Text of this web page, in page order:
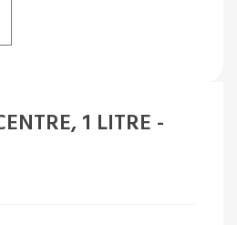
1 LITRE -